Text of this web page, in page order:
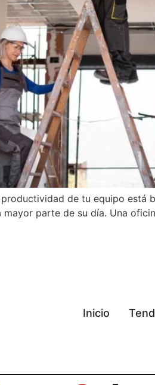
de tu equipo está
parte de su día. Una
Inicio